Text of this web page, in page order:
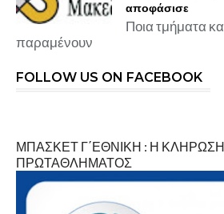
αποφάσισε
Ποια τμήματα
παραμένουν
FOLLOW US ON FACEBOOK
ΜΠΑΣΚΕΤ Γ΄ΕΘΝΙΚΗ : Η
ΠΡΩΤΑΘΛΗΜΑΤΟΣ